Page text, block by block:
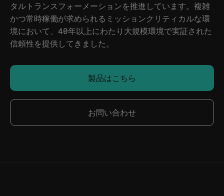
タルトランスフォーメーションを推進しています。複雑
かつ常時稼働が求められるミッションクリティカルな環
境において、40年以上にわたり大規模環境で実証された
信頼性を提供してきました。
製品はこちら
お問い合わせ